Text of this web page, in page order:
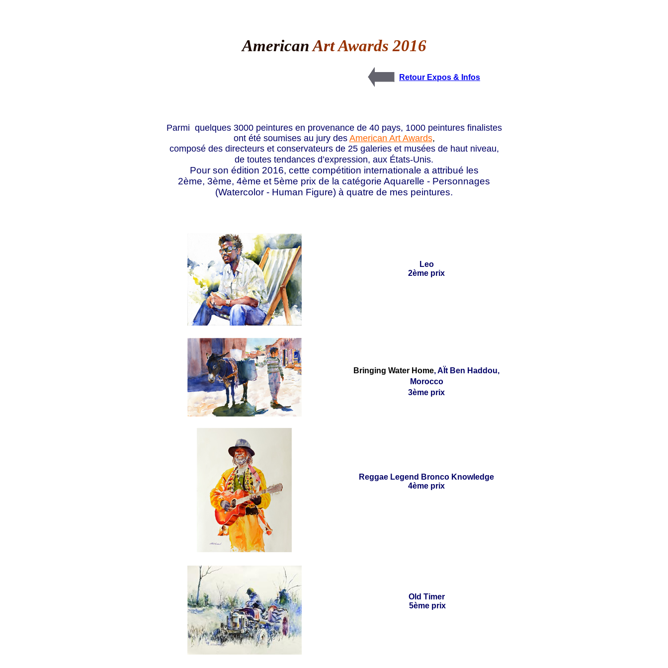
AmericanArtAwards 2016
Retour Expos & Infos
Parmi quelques 3000 peintures en provenance de 40 pays, 1000 peintures finalistes
ont été soumises au jury des American Art Awards,
composé des directeurs et conservateurs de 25 galeries et musées de haut niveau,
de toutes tendances d’expression, aux États-Unis.
Pour son édition 2016, cette compétition internationale a attribué les
2ème, 3ème, 4ème et 5ème prix de la catégorie Aquarelle - Personnages
(Watercolor - Human Figure) à quatre de mes peintures.
Leo
2ème prix
Bringing Water Home, AÏt Ben Haddou,
Morocco
3ème prix
Reggae Legend Bronco Knowledge
4ème prix
Old Timer
5ème prix